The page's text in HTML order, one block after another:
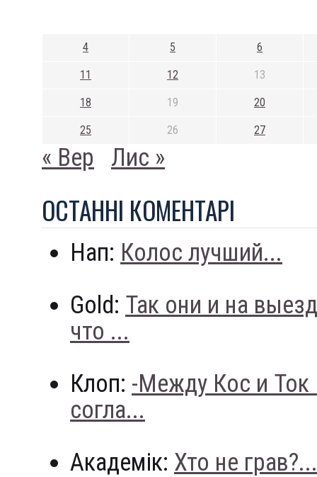
4 5 6
11 12 13
18 19 20
25 26 27
« Вер Лис »
ОСТАННI КОМЕНТАРI
Нап: Колос лучший...
Gold: Так они и на
что ...
Клоп: -Между Кос и
согла...
Академік: Хто не грав?...